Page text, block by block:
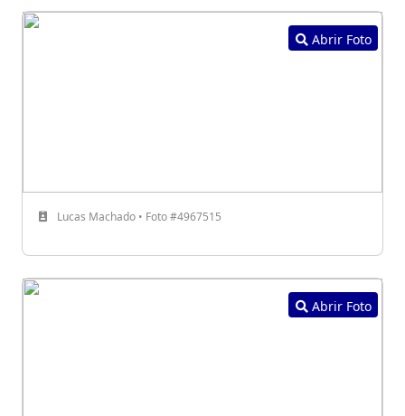
Abrir Foto
Lucas Machado • Foto #4967515
Abrir Foto